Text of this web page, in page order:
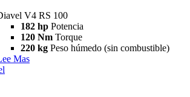
V4 RS 100
182 hp Potencia
120 Nm Torque
220 kg Peso húmedo (sin combustible)
Mas